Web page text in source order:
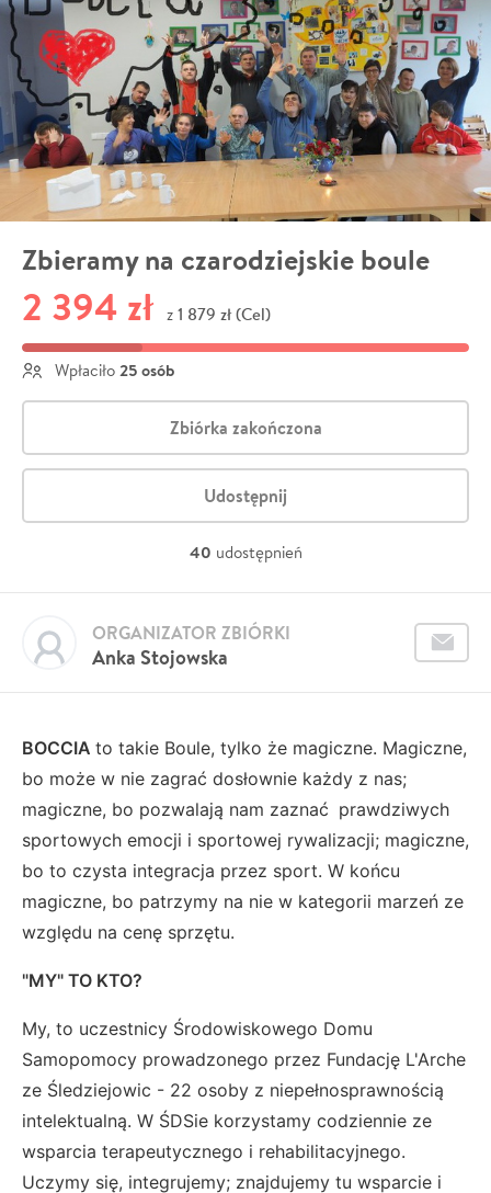
Zbieramy na czarodziejskie boule
2 394 zł z 1 879 zł (Cel)
Wpłaciło 25 osób
Zbiórka zakończona
Udostępnij
40 udostępnień
Anka Stojowska
ORGANIZATOR ZBIÓRKI
BOCCIA to takie Boule, tylko że magiczne. Magiczne,
bo może w nie zagrać dosłownie każdy z nas;
magiczne, bo pozwalają nam zaznać prawdziwych
sportowych emocji i sportowej rywalizacji; magiczne,
bo to czysta integracja przez sport. W końcu
magiczne, bo patrzymy na nie w kategorii marzeń ze
względu na cenę sprzętu.
"MY" TO KTO?
My, to uczestnicy Środowiskowego Domu
Samopomocy prowadzonego przez Fundację L'Arche
ze Śledziejowic - 22 osoby z niepełnosprawnością
intelektualną. W ŚDSie korzystamy codziennie ze
wsparcia terapeutycznego i rehabilitacyjnego.
Uczymy się, integrujemy; znajdujemy tu wsparcie i